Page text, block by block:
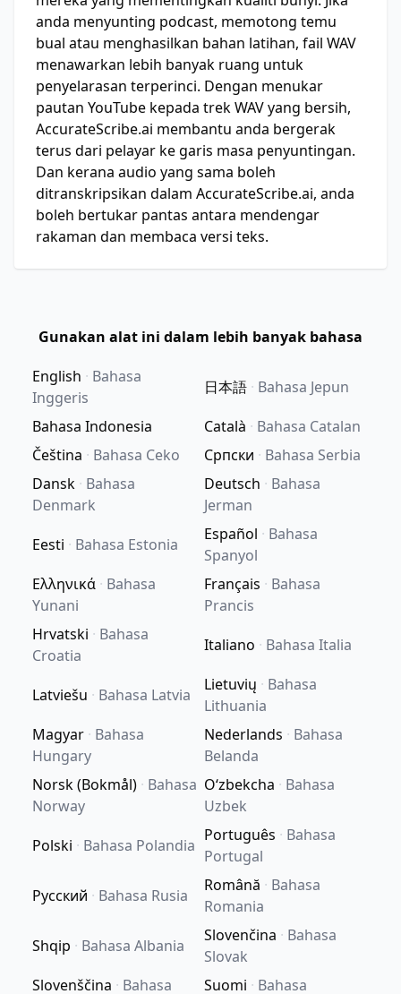
anda menyunting podcast, memotong temu
bual atau menghasilkan bahan latihan, fail WAV
menawarkan lebih banyak ruang untuk
penyelarasan terperinci. Dengan menukar
pautan YouTube kepada trek WAV yang bersih,
AccurateScribe.ai membantu anda bergerak
terus dari pelayar ke garis masa penyuntingan.
Dan kerana audio yang sama boleh
ditranskripsikan dalam AccurateScribe.ai, anda
boleh bertukar pantas antara mendengar
rakaman dan membaca versi teks.
Gunakan alat ini dalam lebih banyak bahasa
English · Bahasa
Inggeris
日本語 · Bahasa Jepun
Bahasa Indonesia
Català · Bahasa Catalan
Čeština · Bahasa Ceko Српски · Bahasa Serbia
Dansk · Bahasa
Denmark
Deutsch · Bahasa
Jerman
Eesti · Bahasa Estonia
Español · Bahasa
Spanyol
Ελληνικά · Bahasa
Yunani
Français · Bahasa
Prancis
Hrvatski · Bahasa
Croatia
Italiano · Bahasa Italia
Latviešu · Bahasa Latvia
Lietuvių · Bahasa
Lithuania
Magyar · Bahasa
Hungary
Nederlands · Bahasa
Belanda
Norsk (Bokmål) · Bahasa
Norway
Oʻzbekcha · Bahasa
Uzbek
Polski · Bahasa Polandia
Português · Bahasa
Portugal
Русский · Bahasa Rusia
Română · Bahasa
Romania
Shqip · Bahasa Albania
Slovenčina · Bahasa
Slovak
Slovenščina · Bahasa Suomi · Bahasa